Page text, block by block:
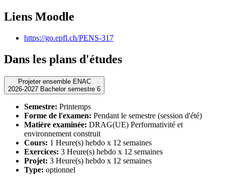
Liens Moodle
https://go.epfl.ch/PENS-317
Dans les plans d'études
Projeter ensemble ENAC
2026-2027 Bachelor semestre 6
Semestre: Printemps
Forme de l'examen: Pendant le semestre (session d'été)
Matière examinée: DRAG(UE) Performativité et
environnement construit
Cours: 1 Heure(s) hebdo x 12 semaines
Exercices: 3 Heure(s) hebdo x 12 semaines
Projet: 3 Heure(s) hebdo x 12 semaines
Type: optionnel